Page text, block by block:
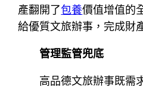
產翻開了包養價值增值的
給優質文旅辦事，完成財
管理監管兜底
高品德文旅辦事既需